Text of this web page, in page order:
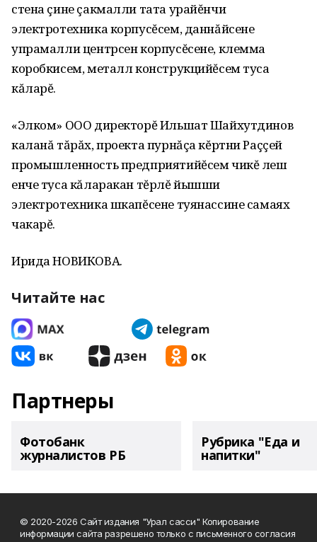
стена çине çакмалли тата урайĕнчи
электротехника корпусĕсем‚ даннăйсене
упрамалли центрсен корпусĕсене‚ клемма
коробкисем‚ металл конструкцийĕсем туса
кăларĕ.
«Элком» ООО директорĕ Ильшат Шайхутдинов
каланă тăрăх‚ проекта пурнăçа кĕртни Раççей
промышленность предприятийĕсем чикĕ леш
енче туса кăларакан тĕрлĕ йышши
электротехника шкапĕсене туянассине самаях
чакарĕ.
Ирида НОВИКОВА.
Читайте нас
Партнеры
Фотобанк
журналистов РБ
Рубрика "Еда и
напитки"
© 2020-2026 Сайт издания "Урал сасси" Копирование
информации сайта разрешено только с письменного согласия